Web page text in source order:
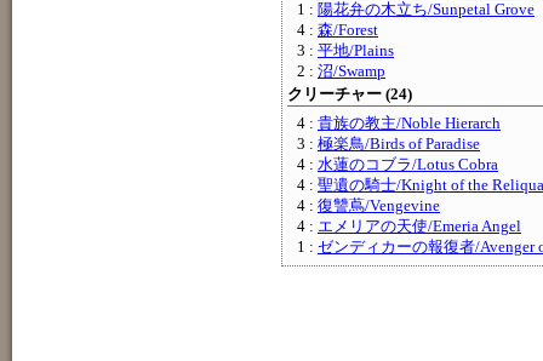
1 : 陽花弁の木立ち/Sunpetal Grove
4 : 森/Forest
3 : 平地/Plains
2 : 沼/Swamp
クリーチャー (24)
4 : 貴族の教主/Noble Hierarch
3 : 極楽鳥/Birds of Paradise
4 : 水蓮のコブラ/Lotus Cobra
4 : 聖遺の騎士/Knight of the
4 : 復讐蔦/Vengevine
4 : エメリアの天使/Emeria Angel
1 : ゼンディカーの報復者/Avenger